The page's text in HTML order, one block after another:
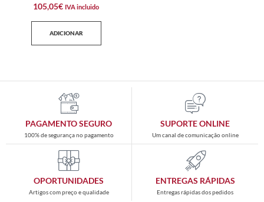
105,05€ IVA incluido
ADICIONAR
PAGAMENTO SEGURO
100% de segurança no pagamento
SUPORTE ONLINE
Um canal de comunicação online
OPORTUNIDADES
Artigos com preço e qualidade
ENTREGAS RÁPIDAS
Entregas rápidas dos pedidos